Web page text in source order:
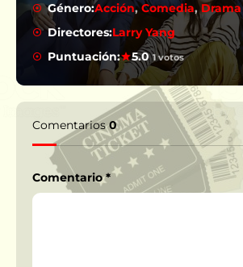
Género:Acción,Comedia, Drama
Directores:Larry Yang
Puntuación:
5.0 1 votos
Comentarios0
Comentario*